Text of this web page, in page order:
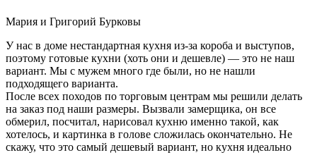
Мария и Григорий Бурковы
У нас в доме нестандартная кухня из-за короба и выступов,
поэтому готовые кухни (хоть они и дешевле) — это не наш
вариант. Мы с мужем много где были, но не нашли
подходящего варианта.
После всех походов по торговым центрам мы решили делать
на заказ под наши размеры. Вызвали замерщика, он все
обмерил, посчитал, нарисовал кухню именно такой, как
хотелось, и картинка в голове сложилась окончательно. Не
скажу, что это самый дешевый вариант, но кухня идеально